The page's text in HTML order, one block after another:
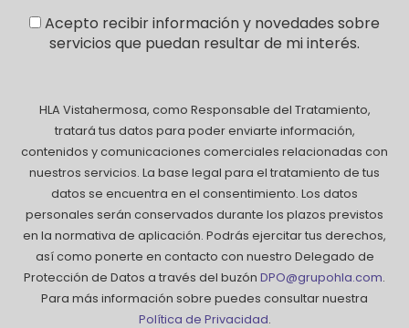
Acepto recibir información y novedades sobre
servicios que puedan resultar de mi interés.
HLA Vistahermosa, como Responsable del Tratamiento,
tratará tus datos para poder enviarte información,
contenidos y comunicaciones comerciales relacionadas con
nuestros servicios. La base legal para el tratamiento de tus
datos se encuentra en el consentimiento. Los datos
personales serán conservados durante los plazos previstos
en la normativa de aplicación. Podrás ejercitar tus derechos,
así como ponerte en contacto con nuestro Delegado de
Protección de Datos a través del buzón DPO@grupohla.com.
Para más información sobre puedes consultar nuestra
Política de Privacidad.